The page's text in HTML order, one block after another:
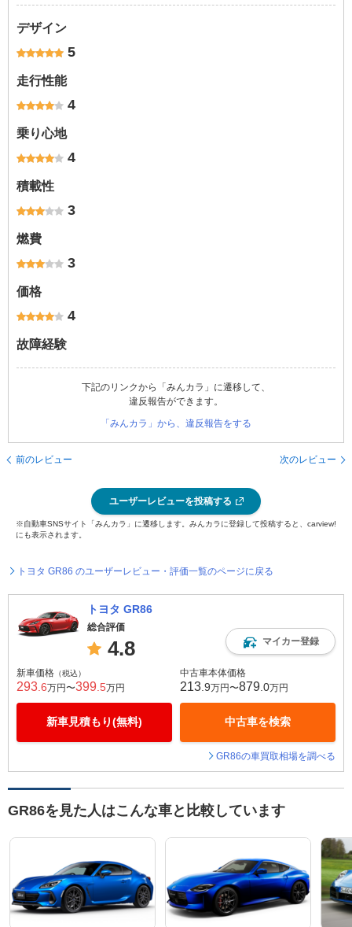
デザイン
5
走行性能
4
乗り心地
4
積載性
3
燃費
3
価格
4
故障経験
下記のリンクから「みんカラ」に遷移して、
違反報告ができます。
「みんカラ」から、違反報告をする
前のレビュー 次のレビュー
ユーザーレビューを投稿する
※自動車SNSサイト「みんカラ」に遷移します。みんカラに登録して投稿すると、carview!
にも表示されます。
トヨタ GR86 のユーザーレビュー・評価一覧のページに戻る
トヨタ GR86
総合評価
4.8 マイカー登録
新車価格 （税込）
293 .6万円〜399 .5万円
新車見積もり(無料)
中古車本体価格
213 .9万円〜879 .0万円
中古車を検索
GR86の車買取相場を調べる
GR86を見た人はこんな車と比較しています